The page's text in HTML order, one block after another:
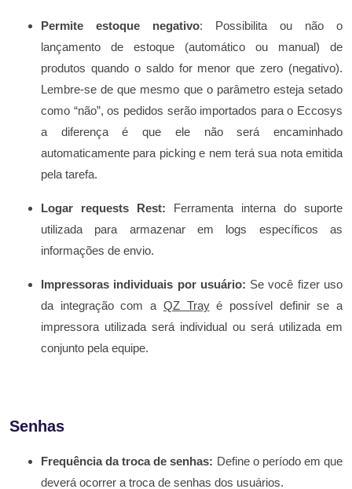
Permite estoque negativo: Possibilita ou não o
lançamento de estoque (automático ou manual) de
produtos quando o saldo for menor que zero (negativo).
Lembre-se de que mesmo que o parâmetro esteja setado
como “não”, os pedidos serão importados para o Eccosys
a diferença é que ele não será encaminhado
automaticamente para picking e nem terá sua nota emitida
pela tarefa.
Logar requests Rest: Ferramenta interna do suporte
utilizada para armazenar em logs específicos as
informações de envio.
Impressoras individuais por usuário: Se você fizer uso
da integração com a QZ Trayé possível definir se a
impressora utilizada será individual ou será utilizada em
conjunto pela equipe.
Senhas
Frequência da troca de senhas: Define o período em que
deverá ocorrer a troca de senhas dos usuários.